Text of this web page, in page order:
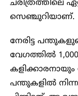
ചരിത്രത്തിലെ
സെഞ്ചുറിയാണ്.
നേരിട്ട
വേഗത്തില്‍
കളിക്കാരനായും
പന്തുകളില്‍